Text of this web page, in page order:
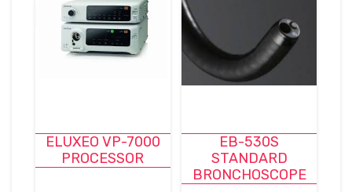
ELUXEO VP-7000
PROCESSOR
EB-530S
STANDARD
BRONCHOSCOPE